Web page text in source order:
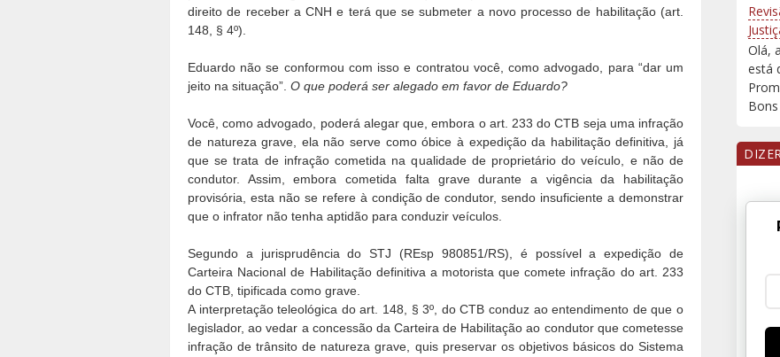
direito de receber a CNH e terá que se submeter a novo processo de habilitação (art.
148, § 4º).
Eduardo não se conformou com isso e contratou você, como advogado, para “dar um
jeito na situação”. O que poderá ser alegado em favor de Eduardo?
Você, como advogado, poderá alegar que, embora o art. 233 do CTB seja uma infração
de natureza grave, ela não serve como óbice à expedição da habilitação definitiva, já
que se trata de infração cometida na qualidade de proprietário do veículo, e não de
condutor. Assim, embora cometida falta grave durante a vigência da habilitação
provisória, esta não se refere à condição de condutor, sendo insuficiente a demonstrar
que o infrator não tenha aptidão para conduzir veículos.
Segundo a jurisprudência do STJ (REsp 980851/RS), é possível a expedição de
Carteira Nacional de Habilitação definitiva a motorista que comete infração do art. 233
do CTB, tipificada como grave.
A interpretação teleológica do art. 148, § 3º, do CTB conduz ao entendimento de que o
legislador, ao vedar a concessão da Carteira de Habilitação ao condutor que cometesse
infração de trânsito de natureza grave, quis preservar os objetivos básicos do Sistema
Olá,
está